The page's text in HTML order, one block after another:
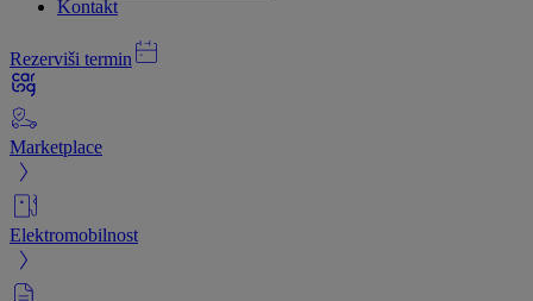
Kontakt
Rezerviši termin
Marketplace
Elektromobilnost